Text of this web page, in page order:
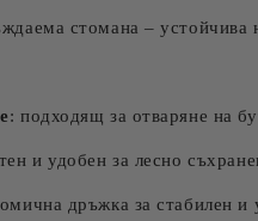
стомана – устойчива
: подходящ за отваряне на
и удобен за лесно
дръжка за стабилен и